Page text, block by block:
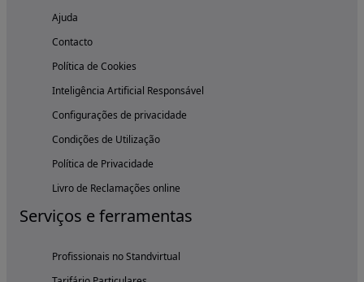
Ajuda
Contacto
Política de Cookies
Inteligência Artificial Responsável
Configurações de privacidade
Condições de Utilização
Política de Privacidade
Livro de Reclamações online
Serviços e ferramentas
Profissionais no Standvirtual